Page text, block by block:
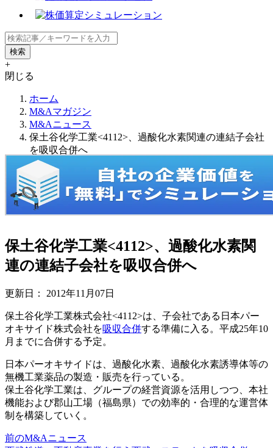
+
閉じる
ホーム
M&Aマガジン
M&Aニュース
保土谷化学工業<4112>、過酸化水素関連の連結子会社
を吸収合併へ
保土谷化学工業<4112>、過酸化水素関
連の連結子会社を吸収合併へ
更新日： 2012年11月07日
保土谷化学工業株式会社<4112>は、子会社である日本パー
オキサイド株式会社を吸収合併する準備に入る。平成25年10
月までに合併する予定。
日本パーオキサイドは、過酸化水素、過酸化水素誘導体等の
無機工業薬品の製造・販売を行っている。
保土谷化学工業は、グループの経営資源を活用しつつ、本社
機能および郡山工場（福島県）での効率的・合理的な運営体
制を構築していく。
前のM&Aニュース